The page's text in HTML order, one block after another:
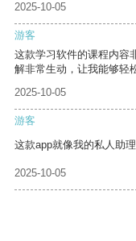
2025-10-05
游客
这款学习软件的课程内容
解非常生动，让我能够轻
2025-10-05
游客
这款app就像我的私人助
2025-10-05